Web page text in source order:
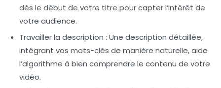
dès le début de votre titre pour capter l’intérêt de
votre audience.
Travailler la description : Une description détaillée,
intégrant vos mots-clés de manière naturelle, aide
l’algorithme à bien comprendre le contenu de votre
vidéo.